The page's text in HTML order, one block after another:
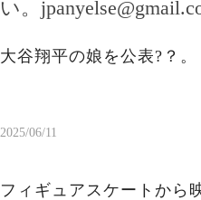
い。
大谷翔平の娘を公表?？
2025/06/11
フィギュアスケートから